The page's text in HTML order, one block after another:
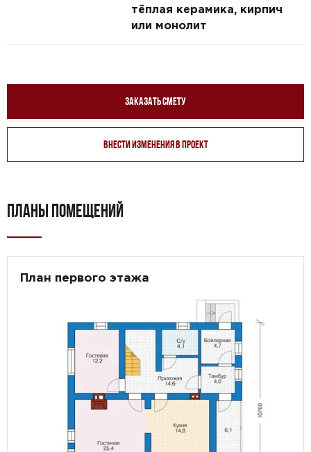
тёплая керамика, кирпич
или монолит
Заказать смету
Внести изменения в проект
ПЛАНЫ ПОМЕЩЕНИЙ
План первого этажа